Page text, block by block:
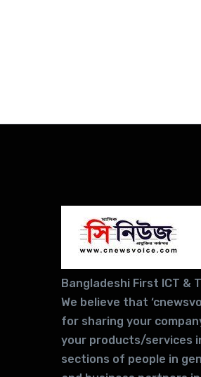
Bangladeshi First ICT &
We believe that
for sharing your
your products/services
sections of people in